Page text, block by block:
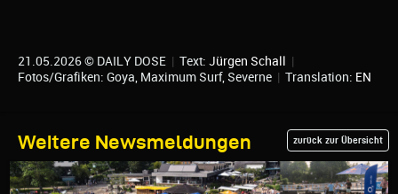
21.05.2026 © DAILY DOSE | Text: Jürgen Schall |
Fotos/Grafiken: Goya, Maximum Surf, Severne | Translation: EN
Weitere Newsmeldungen zurück zur Übersicht